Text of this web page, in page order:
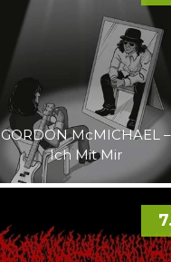
GORDON McMICHAEL –
Ich Mit Mir